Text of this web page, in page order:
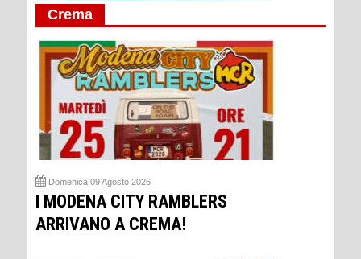
Crema
Domenica 09 Agosto 2026
I MODENA CITY RAMBLERS
ARRIVANO A CREMA!